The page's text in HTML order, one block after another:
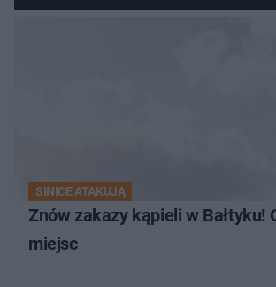
SINICE ATAKUJĄ
Znów zakazy kąpieli w Bałtyku!
miejsc